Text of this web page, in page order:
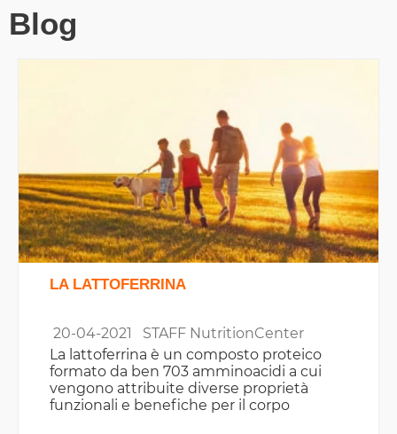
Blog
LA LATTOFERRINA
20-04-2021
STAFF NutritionCenter
La lattoferrina è un composto proteico
formato da ben 703 amminoacidi a cui
vengono attribuite diverse proprietà
funzionali e benefiche per il corpo